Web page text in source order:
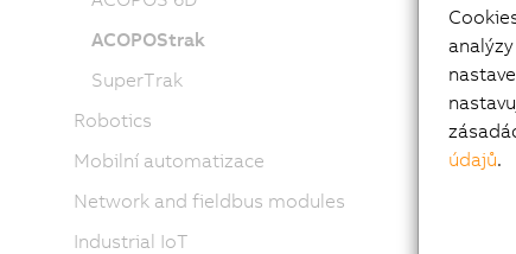
ACOPOStrak
SuperTrak
Robotics
Mobilní automatizace
Network and fieldbus modules
Industrial IoT
údajů.